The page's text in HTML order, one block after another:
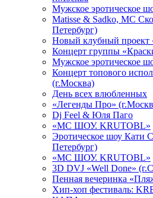
Мужское эротическое
Matissе & Sadko, MC
Петербург)
Новый клубный
Концерт группы
Мужское эротическое
Концерт топового
(г.Москва)
День всех влюбленных
«Легенды Про»
Dj Feel & Юля Паго
«МС ШОУ. KRUTOBL»
Эротическое шоу Кати
Петербург)
«МС ШОУ. KRUTOBL»
3D DVJ «Well Done»
Пенная вечеринка
Хип-хоп фестиваль: